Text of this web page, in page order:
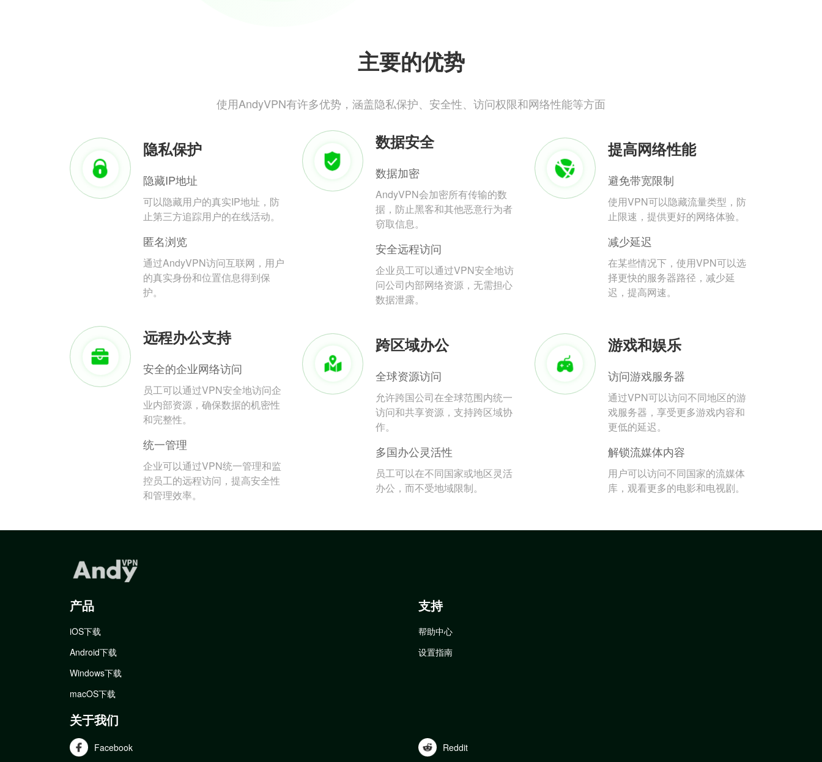
主要的优势
使用AndyVPN有许多优势，涵盖隐私保护、安全性、访问权限和网络性能等方面
隐私保护
隐藏IP地址
可以隐藏用户的真实IP地址，防
止第三方追踪用户的在线活动。
匿名浏览
通过AndyVPN访问互联网，用户
的真实身份和位置信息得到保
护。
数据安全
数据加密
AndyVPN会加密所有传输的数
据，防止黑客和其他恶意行为者
窃取信息。
安全远程访问
企业员工可以通过VPN安全地访
问公司内部网络资源，无需担心
数据泄露。
提高网络性能
避免带宽限制
使用VPN可以隐藏流量类型，防
止限速，提供更好的网络体验。
减少延迟
在某些情况下，使用VPN可以选
择更快的服务器路径，减少延
迟，提高网速。
远程办公支持
安全的企业网络访问
员工可以通过VPN安全地访问企
业内部资源，确保数据的机密性
和完整性。
统一管理
企业可以通过VPN统一管理和监
控员工的远程访问，提高安全性
和管理效率。
跨区域办公
全球资源访问
允许跨国公司在全球范围内统一
访问和共享资源，支持跨区域协
作。
多国办公灵活性
员工可以在不同国家或地区灵活
办公，而不受地域限制。
游戏和娱乐
访问游戏服务器
通过VPN可以访问不同地区的游
戏服务器，享受更多游戏内容和
更低的延迟。
解锁流媒体内容
用户可以访问不同国家的流媒体
库，观看更多的电影和电视剧。
产品
iOS下载
Android下载
Windows下载
macOS下载
支持
帮助中心
设置指南
关于我们
Facebook Reddit